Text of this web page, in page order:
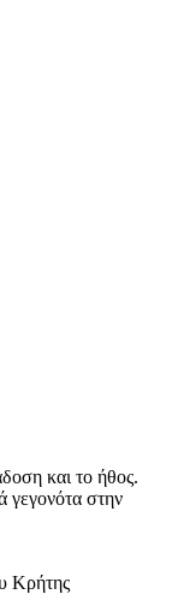
και το ήθος.
γεγονότα στην
Κρήτης